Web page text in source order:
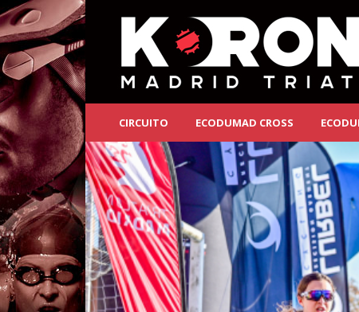
CIRCUITO ECODUMAD CROSS